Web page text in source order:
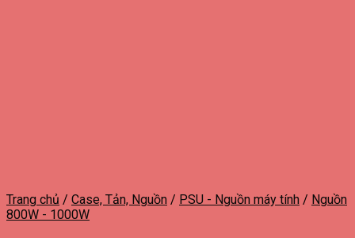
Trang chủ / Case, Tản, Nguồn / PSU - Nguồn máy tính / Nguồn
800W - 1000W